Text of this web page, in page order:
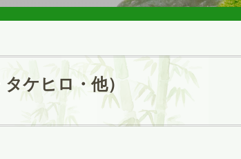
ケヒロ・他）